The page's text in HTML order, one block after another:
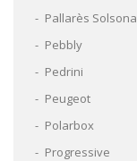
Pallarès Solsona
Pebbly
Pedrini
Peugeot
Polarbox
Progressive